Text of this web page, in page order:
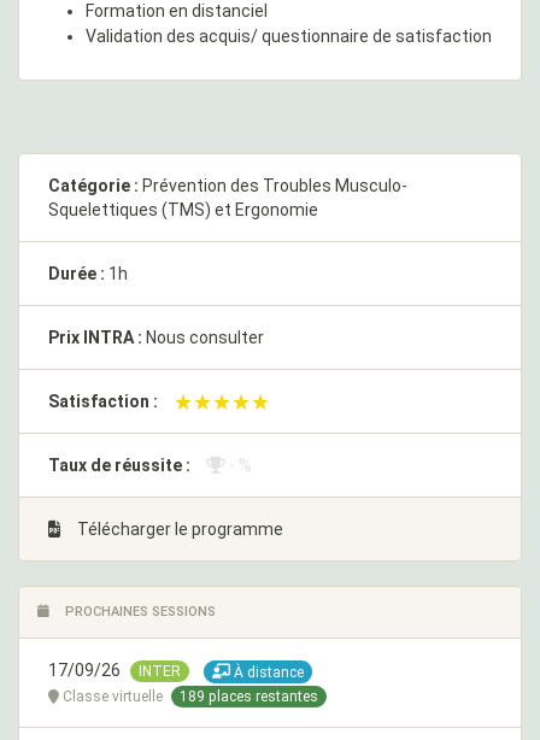
Formation en distanciel
Validation des acquis/ questionnaire de satisfaction
Catégorie : Prévention des Troubles Musculo-
Squelettiques (TMS) et Ergonomie
Durée : 1h
Prix INTRA : Nous consulter
Satisfaction : ★★★★★
★★★★★
Taux de réussite : - %
Télécharger le programme
PROCHAINES SESSIONS
17/09/26 INTER
À distance
Classe virtuelle
189 places restantes